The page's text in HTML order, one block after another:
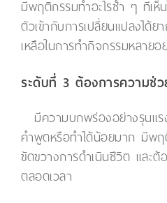
มีพฤติกรรมทำอะไรซ้ำ ๆ ที่เห็
ตัวเข้ากับการเปลี่ยนแปลงได้
เหลือในการทำกิจกรรมหลายอ
ระดับที่ 3 ต้องการความช่
มีความบกพร่องอย่างรุนแ
คำพูดหรือทำได้น้อยมาก มีพ
ขัดขวางการดำเนินชีวิต และ
ตลอดเวลา